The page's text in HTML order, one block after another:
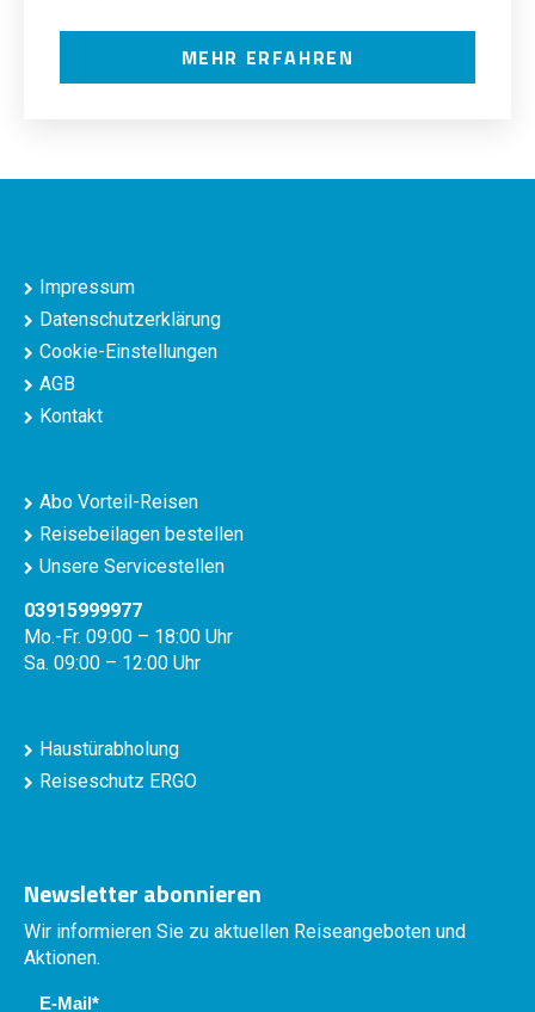
MEHR ERFAHREN
Impressum
Datenschutzerklärung
Cookie-Einstellungen
AGB
Kontakt
Abo Vorteil-Reisen
Reisebeilagen bestellen
Unsere Servicestellen
03915999977
Mo.-Fr. 09:00 – 18:00 Uhr
Sa. 09:00 – 12:00 Uhr
Haustürabholung
Reiseschutz ERGO
Newsletter abonnieren
Wir informieren Sie zu aktuellen Reiseangeboten und
Aktionen.
E-Mail